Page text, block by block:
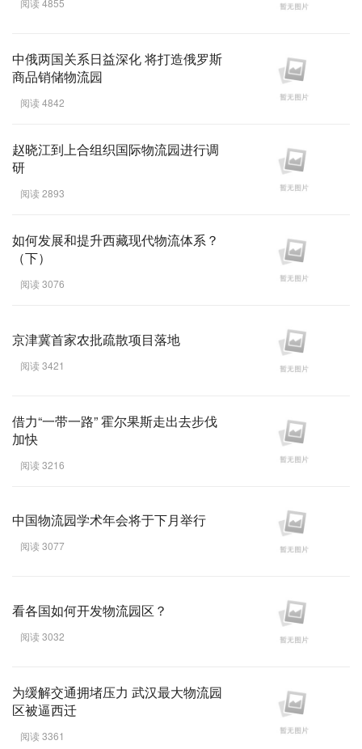
中俄两国关系日益深化 将打造俄罗斯
商品销储物流园
阅读 4842
赵晓江到上合组织国际物流园进行调
研
阅读 2893
如何发展和提升西藏现代物流体系？
（下）
阅读 3076
京津冀首家农批疏散项目落地
阅读 3421
借力“一带一路” 霍尔果斯走出去步伐
加快
阅读 3216
中国物流园学术年会将于下月举行
阅读 3077
看各国如何开发物流园区？
阅读 3032
为缓解交通拥堵压力 武汉最大物流园
区被逼西迁
阅读 3361